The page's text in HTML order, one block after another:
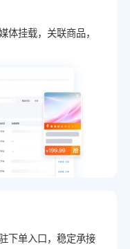
体挂载，关联商品，
下单入口，稳定承接